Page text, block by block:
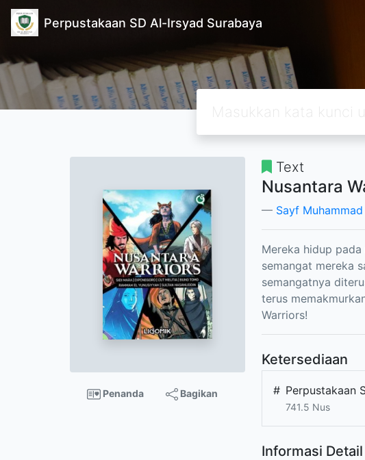
Perpustakaan SD Al-Irsyad Surabaya
Penanda Bagikan
Text
Nusantara
Sayf
Mereka hidup
semangat mereka
semangatnya
terus
Warriors!
Ketersediaan
# Perpustakaan
741.5 Nus
Informasi Detail